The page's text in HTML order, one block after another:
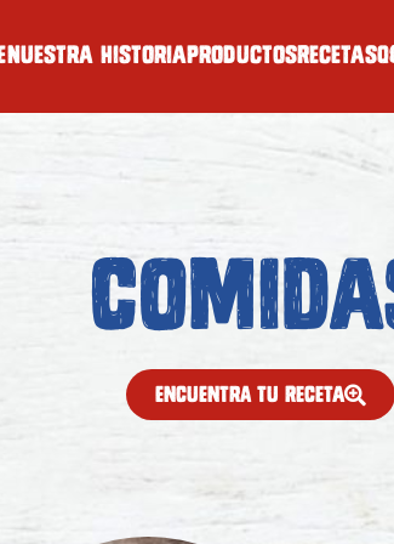
Nuestra historiaProductosRecetas
ENCUENTRA TU RECETA